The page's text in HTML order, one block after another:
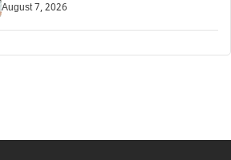
August 7, 2026